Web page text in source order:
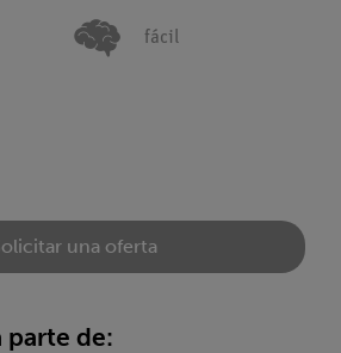
fácil
una oferta
parte de: